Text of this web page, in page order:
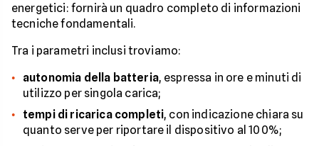
energetici: fornirà un quadro completo di informazioni
tecniche fondamentali.
Tra i parametri inclusi troviamo:
autonomia della batteria, espressa in ore e minuti di
utilizzo per singola carica;
tempi di ricarica completi, con indicazione chiara su
quanto serve per riportare il dispositivo al 100%;